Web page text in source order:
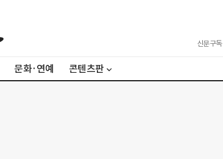
신문구독
문화·연예 콘텐츠판